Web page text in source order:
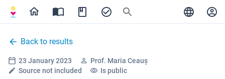
Back to results
23 January 2023
Prof. Maria Ceauș
Source not included
Is public